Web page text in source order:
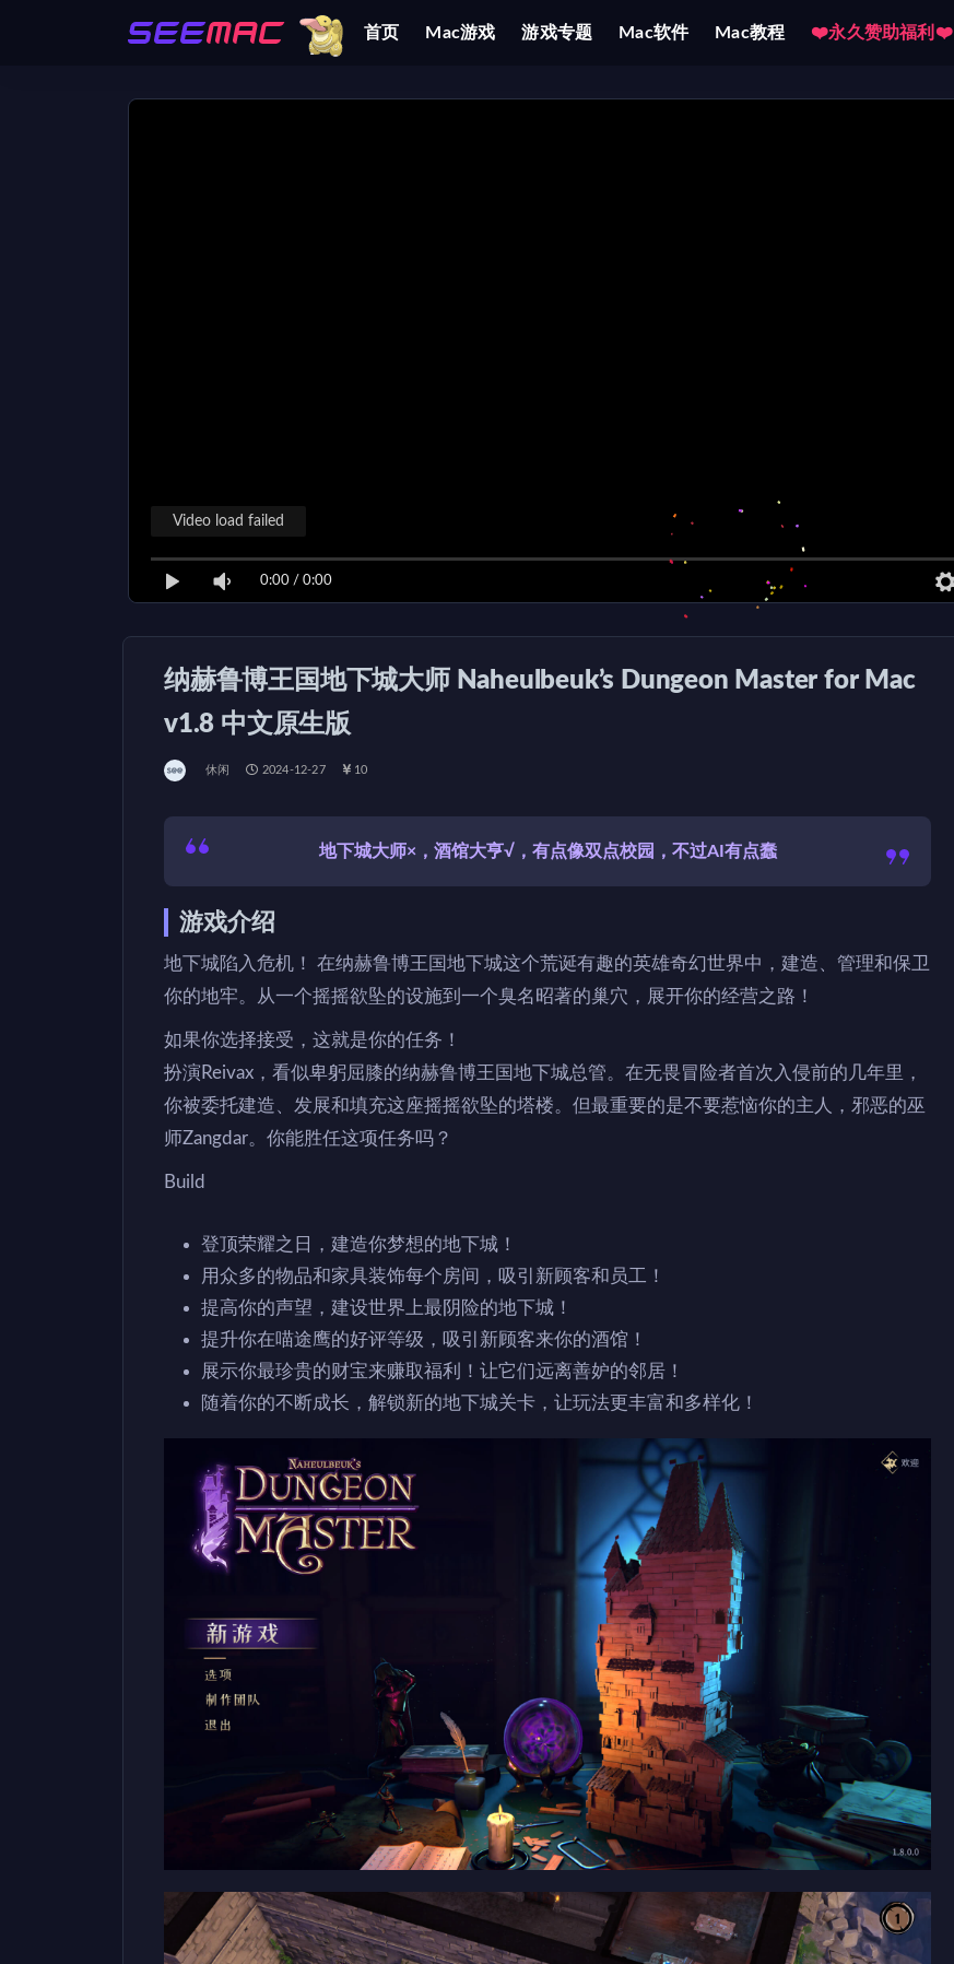
首页 Mac游戏 游戏专题 Mac软件 Mac教程 ❤️永久赞助福利❤️
0:00 / 0:00
Video load failed
纳赫鲁博王国地下城大师 Naheulbeuk’s Dungeon Master for Mac
v1.8 中文原生版
休闲 2024-12-27 10
地下城大师×，酒馆大亨√，有点像双点校园，不过AI有点蠢
游戏介绍
地下城陷入危机！ 在纳赫鲁博王国地下城这个荒诞有趣的英雄奇幻世界中，建造、管理和保卫
你的地牢。从一个摇摇欲坠的设施到一个臭名昭著的巢穴，展开你的经营之路！
如果你选择接受，这就是你的任务！
扮演Reivax，看似卑躬屈膝的纳赫鲁博王国地下城总管。在无畏冒险者首次入侵前的几年里，
你被委托建造、发展和填充这座摇摇欲坠的塔楼。但最重要的是不要惹恼你的主人，邪恶的巫
师Zangdar。你能胜任这项任务吗？
Build
登顶荣耀之日，建造你梦想的地下城！
用众多的物品和家具装饰每个房间，吸引新顾客和员工！
提高你的声望，建设世界上最阴险的地下城！
提升你在喵途鹰的好评等级，吸引新顾客来你的酒馆！
展示你最珍贵的财宝来赚取福利！让它们远离善妒的邻居！
随着你的不断成长，解锁新的地下城关卡，让玩法更丰富和多样化！